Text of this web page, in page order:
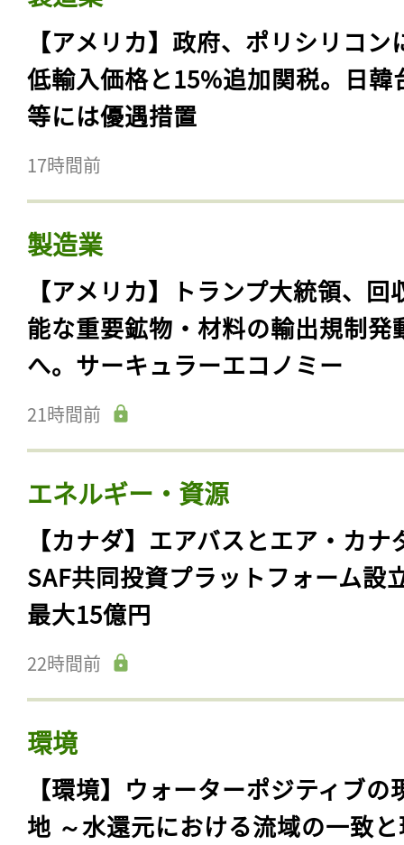
【アメリカ】政府、ポリシリコン
低輸入価格と15%追加関税。日韓
等には優遇措置
17時間前
製造業
【アメリカ】トランプ大統領、回
能な重要鉱物・材料の輸出規制発
へ。サーキュラーエコノミー
21時間前
エネルギー・資源
【カナダ】エアバスとエア・カナ
SAF共同投資プラットフォーム設
最大15億円
22時間前
環境
【環境】ウォーターポジティブの
地 ～水還元における流域の一致